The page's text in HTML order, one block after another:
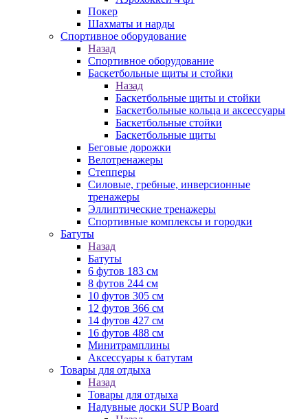
Покер
Шахматы и нарды
Спортивное оборудование
Назад
Спортивное оборудование
Баскетбольные щиты и стойки
Назад
Баскетбольные щиты и стойки
Баскетбольные кольца и аксессуары
Баскетбольные стойки
Баскетбольные щиты
Беговые дорожки
Велотренажеры
Степперы
Силовые, гребные, инверсионные
тренажеры
Эллиптические тренажеры
Спортивные комплексы и городки
Батуты
Назад
Батуты
6 футов 183 см
8 футов 244 см
10 футов 305 см
12 футов 366 см
14 футов 427 см
16 футов 488 см
Минитрамплины
Аксессуары к батутам
Товары для отдыха
Назад
Товары для отдыха
Надувные доски SUP Board